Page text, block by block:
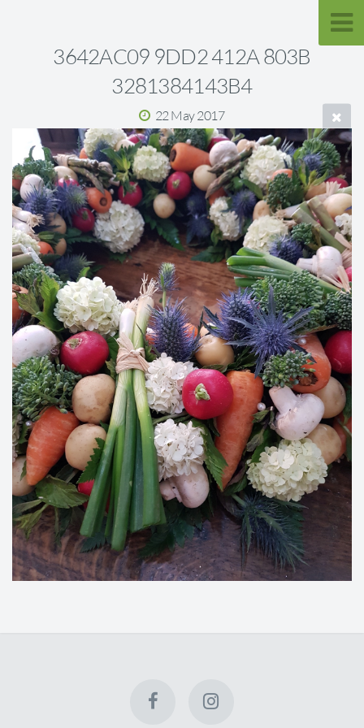
3642AC09 9DD2 412A 803B
3281384143B4
22 May 2017